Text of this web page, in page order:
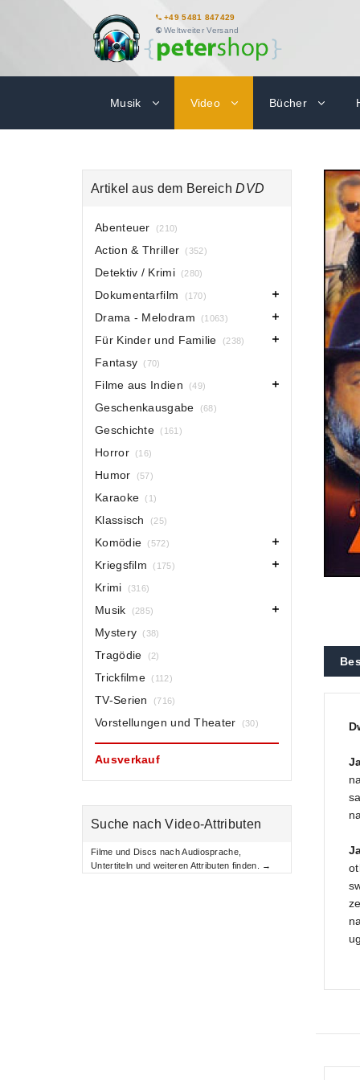
+49 5481 847429
Weltweiter Versand
Musik Video Bücher
Artikel aus dem BereichDVD
Abenteuer (210)
Action & Thriller (352)
Detektiv / Krimi (280)
Dokumentarfilm (170)
Drama - Melodram (1063)
Für Kinder und Familie (238)
Fantasy (70)
Filme aus Indien (49)
Geschenkausgabe (68)
Geschichte (161)
Horror (16)
Humor (57)
Karaoke (1)
Klassisch (25)
Komödie (572)
Kriegsfilm (175)
Krimi (316)
Musik (285)
Mystery (38)
Tragödie (2)
Trickfilme (112)
TV-Serien (716)
Vorstellungen und Theater (30)
Ausverkauf
Suche nach Video-Attributen
Filme und Discs nach Audiosprache,
Untertiteln und weiteren Attributen finden. →